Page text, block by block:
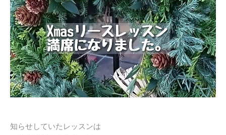
知らせしていたレッスンは